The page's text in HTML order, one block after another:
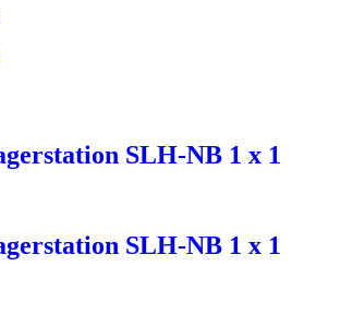
SLH-NB 1 x 1
SLH-NB 1 x 1